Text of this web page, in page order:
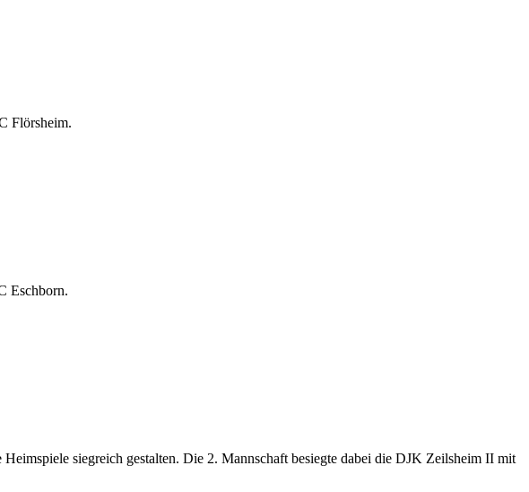
Flörsheim.
Eschborn.
siegreich gestalten. Die 2. Mannschaft besiegte dabei die DJK Zeilsheim II mit